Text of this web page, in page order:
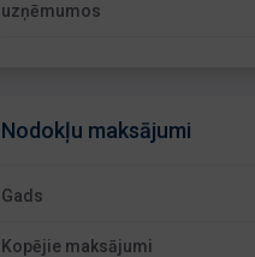
uzņēmumos
Nodokļu maksājumi
Gads
Kopējie maksājumi